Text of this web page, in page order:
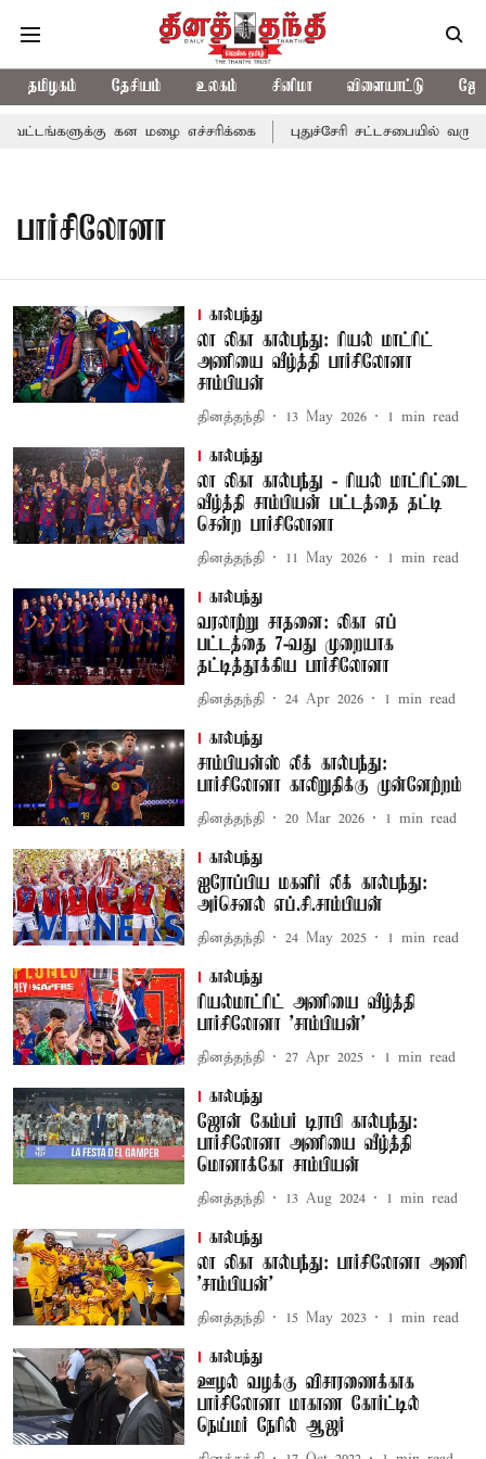
தமிழகம் தேசியம் உலகம் சினிமா விளையாட்டு
கன மழை எச்சரிக்கை புதுச்சேரி சட்டசபையில்
பார்சிலோனா
கால்பந்து
லா லிகா கால்பந்து: ரியல் மாட்ரிட்
அணியை வீழ்த்தி பார்சிலோனா
சாம்பியன்
தினத்தந்தி 13 May 2026 1 min read
கால்பந்து
லா லிகா கால்பந்து - ரியல் மாட்ரிட்டை
வீழ்த்தி சாம்பியன் பட்டத்தை தட்டி
சென்ற பார்சிலோனா
தினத்தந்தி 11 May 2026 1 min read
கால்பந்து
வரலாற்று சாதனை: லிகா எப்
பட்டத்தை 7-வது முறையாக
தட்டித்தூக்கிய பார்சிலோனா
தினத்தந்தி 24 Apr 2026 1 min read
கால்பந்து
சாம்பியன்ஸ் லீக் கால்பந்து:
பார்சிலோனா காலிறுதிக்கு முன்னேற்றம்
தினத்தந்தி 20 Mar 2026 1 min read
கால்பந்து
ஐரோப்பிய மகளிர் லீக் கால்பந்து:
அர்செனல் எப்.சி.சாம்பியன்
தினத்தந்தி 24 May 2025 1 min read
கால்பந்து
ரியல்மாட்ரிட் அணியை வீழ்த்தி
பார்சிலோனா 'சாம்பியன்'
தினத்தந்தி 27 Apr 2025 1 min read
கால்பந்து
ஜோன் கேம்பர் டிராபி கால்பந்து:
பார்சிலோனா அணியை வீழ்த்தி
மொனாக்கோ சாம்பியன்
தினத்தந்தி 13 Aug 2024 1 min read
கால்பந்து
லா லிகா கால்பந்து: பார்சிலோனா அணி
'சாம்பியன்'
தினத்தந்தி 15 May 2023 1 min read
கால்பந்து
ஊழல் வழக்கு விசாரணைக்காக
பார்சிலோனா மாகாண கோர்ட்டில்
நெய்மர் நேரில் ஆஜர்